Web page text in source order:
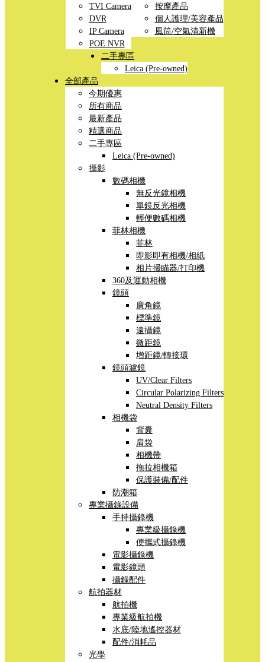
TVI Camera
DVR
IP Camera
POE NVR
按摩產品
個人護理/美容產品
風筒/空氣清新機
二手專區
Leica (Pre-owned)
全部產品
今期優惠
所有商品
最新產品
精選商品
二手專區
Leica (Pre-owned)
攝影
數碼相機
無反光鏡相機
單鏡反光相機
輕便數碼相機
菲林相機
菲林
即影即有相機/相紙
相片掃瞄器/打印機
360及運動相機
鏡頭
廣角鏡
標準鏡
遠攝鏡
微距鏡
增距鏡/轉接環
鏡頭濾鏡
UV/Clear Filters
Circular Polarizing Filters
Neutral Density Filters
相機袋
背囊
肩袋
相機帶
拖拉相機箱
保護裝備/配件
防潮箱
專業攝錄設備
手持攝錄機
專業級攝錄機
便攜式攝錄機
電影攝錄機
電影鏡頭
攝錄配件
航拍器材
航拍機
專業級航拍機
水底/陸地遙控器材
配件/消耗品
光學